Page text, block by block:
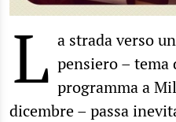
L a strada verso
pensiero – tema
programma a
dicembre – passa